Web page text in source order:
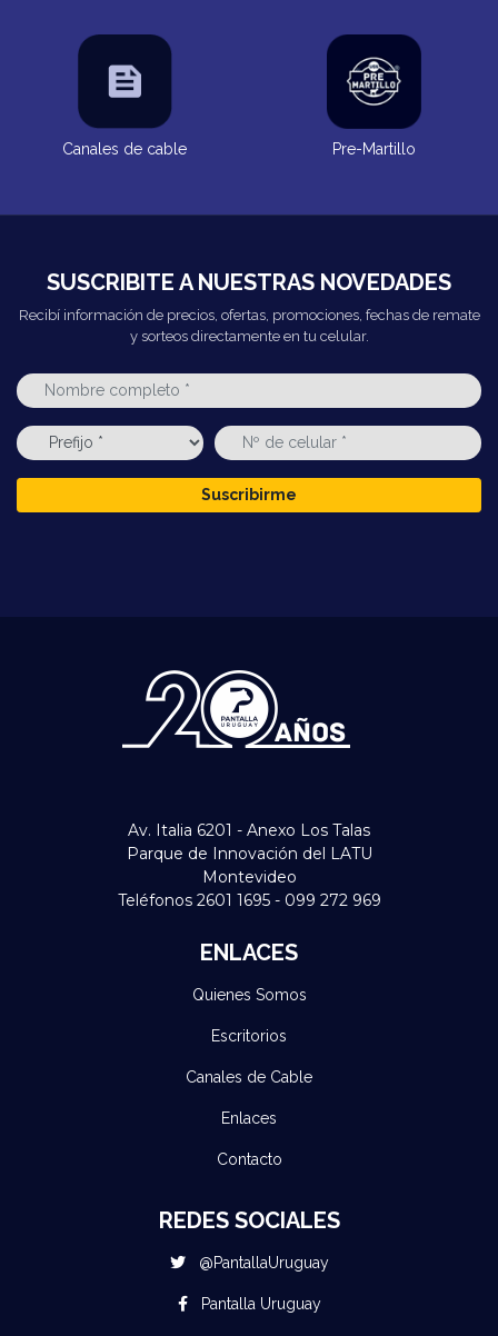
Canales de cable Pre-Martillo
SUSCRIBITE A NUESTRAS NOVEDADES
Recibí información de precios, ofertas, promociones, fechas de remate
y sorteos directamente en tu celular.
Suscribirme
Av. Italia 6201 - Anexo Los Talas
Parque de Innovación del LATU
Montevideo
Teléfonos 2601 1695 - 099 272 969
ENLACES
Quienes Somos
Escritorios
Canales de Cable
Enlaces
Contacto
REDES SOCIALES
@PantallaUruguay
Pantalla Uruguay